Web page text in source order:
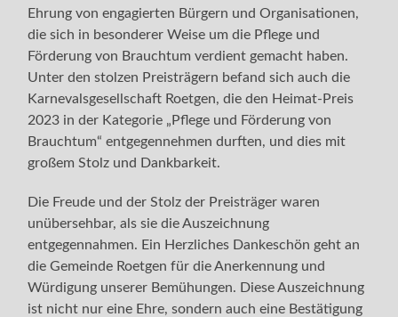
Ehrung von engagierten Bürgern und Organisationen,
die sich in besonderer Weise um die Pflege und
Förderung von Brauchtum verdient gemacht haben.
Unter den stolzen Preisträgern befand sich auch die
Karnevalsgesellschaft Roetgen, die den Heimat-Preis
2023 in der Kategorie „Pflege und Förderung von
Brauchtum“ entgegennehmen durften, und dies mit
großem Stolz und Dankbarkeit.
Die Freude und der Stolz der Preisträger waren
unübersehbar, als sie die Auszeichnung
entgegennahmen. Ein Herzliches Dankeschön geht an
die Gemeinde Roetgen für die Anerkennung und
Würdigung unserer Bemühungen. Diese Auszeichnung
ist nicht nur eine Ehre, sondern auch eine Bestätigung